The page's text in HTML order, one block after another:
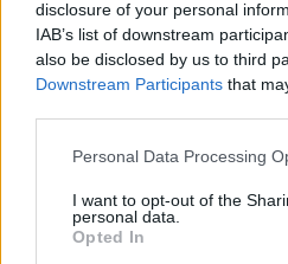
disclosure of your personal
IAB’s list of downstream
also be disclosed by us to third
Downstream Participants that
Please note that this website/
not limited to your visit or usage
grant or deny consent to Google
use your data for below
Personal Data Processing
I want to opt-out of the
personal data.
Opted In
nálunk is
támogatásokban,
részesülnek, miközben az
adómentesekre ráhúzza a
kormánya, s még az ÁFÁ-t
Mandineresfiatal ember,
társadalmat, amelyek
küzdenek, amint azt a